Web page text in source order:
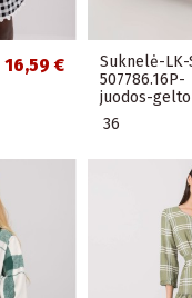
16,59 €
Suknelė-LK-
507786.16P-
juodos-
36